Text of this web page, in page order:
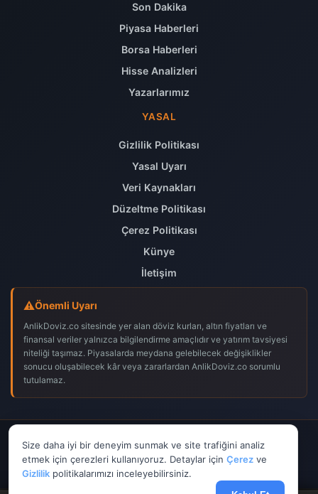
Son Dakika
Piyasa Haberleri
Borsa Haberleri
Hisse Analizleri
Yazarlarımız
YASAL
Gizlilik Politikası
Yasal Uyarı
Veri Kaynakları
Düzeltme Politikası
Çerez Politikası
Künye
İletişim
Önemli Uyarı
AnlikDoviz.co sitesinde yer alan döviz kurları, altın fiyatları ve
finansal veriler yalnızca bilgilendirme amaçlıdır ve yatırım tavsiyesi
niteliği taşımaz. Piyasalarda meydana gelebilecek değişiklikler
sonucu oluşabilecek kâr veya zararlardan AnlikDoviz.co sorumlu
tutulamaz.
© 2026 AnlikDoviz.co – Tüm hakları saklıdır.
𝕏 f ▶
Size daha iyi bir deneyim sunmak ve site trafiğini analiz
etmek için çerezleri kullanıyoruz. Detaylar için Çerez ve
Gizlilik politikalarımızı inceleyebilirsiniz.